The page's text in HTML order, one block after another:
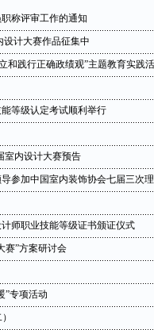
称评审工作的通知
计大赛作品征集中
和践行正确政绩观”主题教育实践
等级认定考试顺利举行
室内设计大赛预告
参加中国室内装饰协会七届三次
师职业技能等级证书颁证仪式
赛”方案研讨会
”专项活动